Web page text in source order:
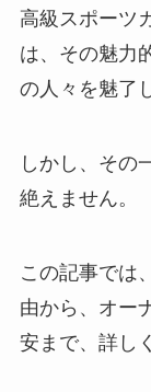
高級スポーツ
は、その魅力
の人々を魅了
しかし、その
絶えません。
この記事では
由から、オー
安まで、詳し